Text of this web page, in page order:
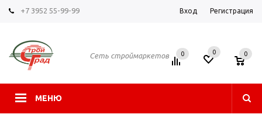
+7 3952 55-99-99 Вход Регистрация
Сеть строймаркетов
МЕНЮ
0 0 0